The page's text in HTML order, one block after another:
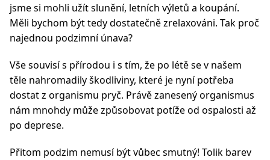
jsme si mohli užít slunění, letních výletů a koupání.
Měli bychom být tedy dostatečně zrelaxováni. Tak proč
najednou podzimní únava?
Vše souvisí s přírodou i s tím, že po létě se v našem
těle nahromadily škodliviny, které je nyní potřeba
dostat z organismu pryč. Právě zanesený organismus
nám mnohdy může způsobovat potíže od ospalosti až
po deprese.
Přitom podzim nemusí být vůbec smutný! Tolik barev